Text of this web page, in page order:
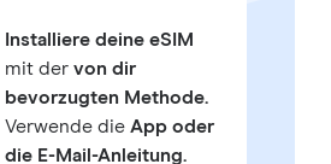
Installiere deine eSIM
mit der von dir
bevorzugten Methode.
Verwende die App oder
die E-Mail-Anleitung.